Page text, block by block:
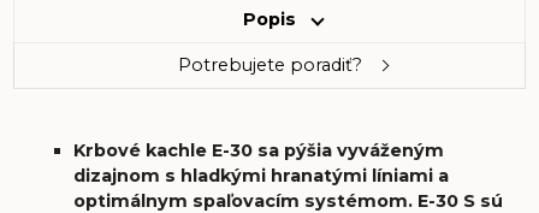
Popis
Potrebujete poradiť?
Krbové kachle E-30 sa pýšia vyváženým
dizajnom s hladkými hranatými líniami a
optimálnym spaľovacím systémom. E-30 S sú